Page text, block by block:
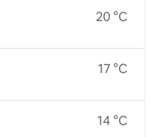
20 °C
17 °C
14 °C